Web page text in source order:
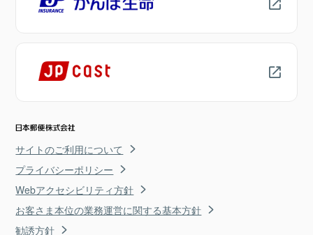
サイトのご利用について
プライバシーポリシー
Webアクセシビリティ方針
お客さま本位の業務運営に関する基本方針
勧誘方針